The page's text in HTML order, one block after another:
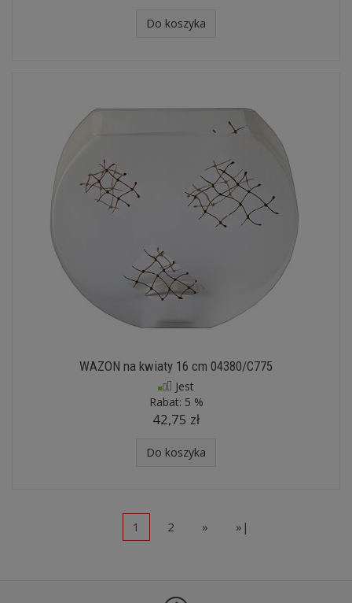
Do koszyka
WAZON na kwiaty 16 cm 04380/C775
Jest
Rabat: 5 %
42,75 zł
Do koszyka
1 2 » »|